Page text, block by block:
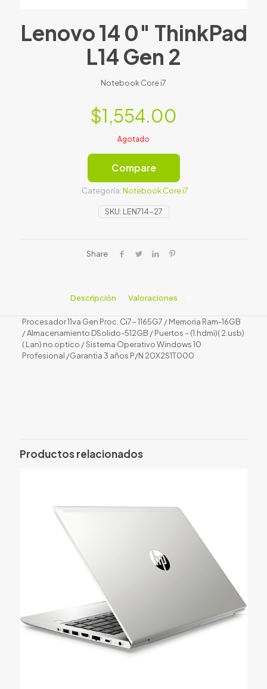
Lenovo 14 0″ ThinkPad
L14 Gen 2
Notebook Core i7
$1,554.00
Agotado
Compare
SKU: LEN714-27
Categoría:Notebook Core i7
Share
Descripción Valoraciones
Procesador 11va Gen Proc. Ci7- 1165G7 / Memoria Ram-16GB
/ Almacenamiento DSolido-512GB / Puertos – (1.hdmi)( 2.usb)
( Lan) no optico / Sistema Operativo Windows 10
Profesional /Garantia 3 años P/N 20X2S1T000
Productos relacionados